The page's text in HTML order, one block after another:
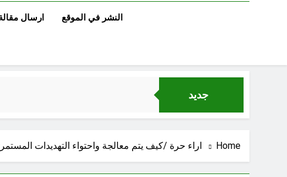
النشر في الموقع ارسال
جديد
Home اراء حرة /كيف يتم معالجة واحتواء التهديدات